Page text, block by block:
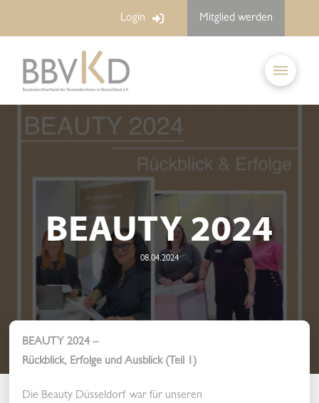
Login Mitglied werden
BEAUTY 2024
08.04.2024
BEAUTY 2024 –
Rückblick, Erfolge und Ausblick (Teil 1)
Die Beauty Düsseldorf war für unseren